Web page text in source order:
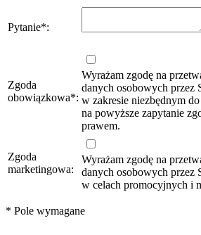
Pytanie*:
Zgoda
obowiązkowa*:
Wyrażam zgodę na
danych osobowych przez
w zakresie niezbędnym
na powyższe zapytanie
prawem.
Zgoda
marketingowa:
Wyrażam zgodę na
danych osobowych
w celach promocyjnych i
* Pole wymagane